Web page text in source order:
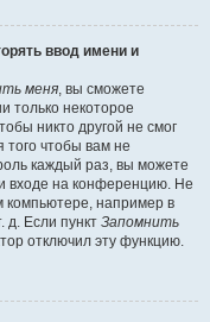
ввод имени и
меня, вы сможете
только некоторое
никто другой не смог
того чтобы вам не
каждый раз, вы можете
входе на конференцию. Не
компьютере, например в
д. Если пункт Запомнить
отключил эту функцию.